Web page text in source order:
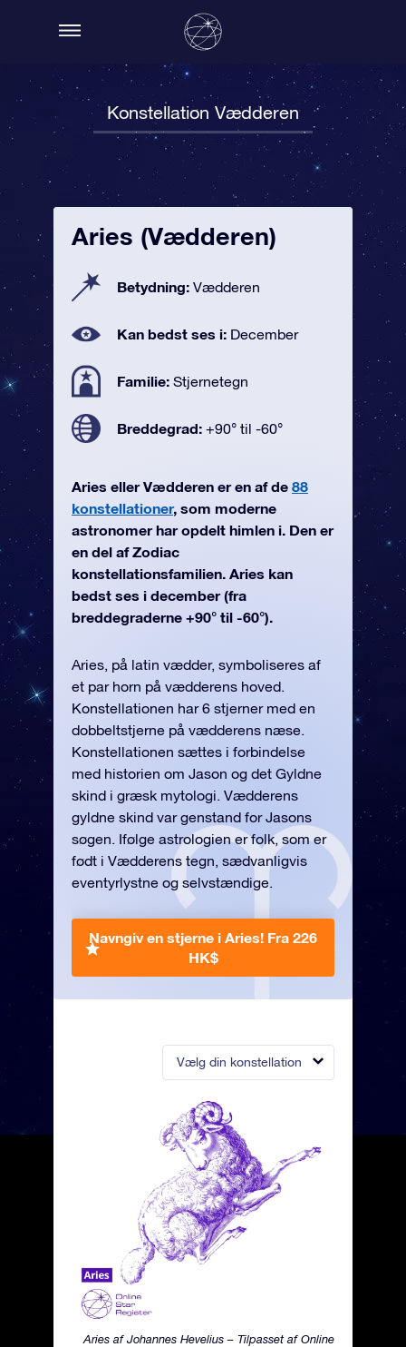
Konstellation Vædderen
Vælg din konstellation
Aries af Johannes Hevelius – Tilpasset af Online
Aries (Vædderen)
Betydning: Vædderen
Kan bedst ses i: December
Familie: Stjernetegn
Breddegrad: +90° til -60°
Aries eller Vædderen er en af de 88
konstellationer, som moderne
astronomer har opdelt himlen i. Den er
en del af Zodiac
konstellationsfamilien. Aries kan
bedst ses i december (fra
breddegraderne +90° til -60°).
Aries, på latin vædder, symboliseres af
et par horn på vædderens hoved.
Konstellationen har 6 stjerner med en
dobbeltstjerne på vædderens næse.
Konstellationen sættes i forbindelse
med historien om Jason og det Gyldne
skind i græsk mytologi. Vædderens
gyldne skind var genstand for Jasons
søgen. Ifølge astrologien er folk, som er
født i Vædderens tegn, sædvanligvis
eventyrlystne og selvstændige.
Navngiv en stjerne i Aries! Fra 226
HK$